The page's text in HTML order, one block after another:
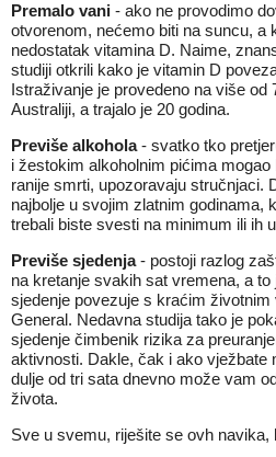
Premalo vani - ako ne provodimo
otvorenom, nećemo biti na suncu, a
nedostatak vitamina D. Naime,
studiji otkrili kako je vitamin D
Istraživanje je provedeno na više od
Australiji, a trajalo je 20 godina.
Previše alkohola- svatko tko
i žestokim alkoholnim pićima
ranije smrti, upozoravaju stručnjaci.
najbolje u svojim zlatnim godinama,
trebali biste svesti na minimum ili ih
Previše sjedenja- postoji razlog
na kretanje svakih sat vremena, a
sjedenje povezuje s kraćim životnim
General. Nedavna studija tako je
sjedenje čimbenik rizika za
aktivnosti. Dakle, čak i ako vježbate
dulje od tri sata dnevno može vam
života.
Sve u svemu, riješite se ovh navika,